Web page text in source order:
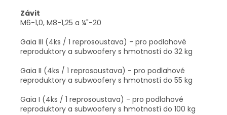
Závit
M6-1,0, M8-1,25 a ¼"-20
Gaia III (4ks / 1 reprosoustava) - pro podlahové
reproduktory a subwoofery s hmotností do 32 kg
Gaia II (4ks / 1 reprosoustava) - pro podlahové
reproduktory a subwoofery s hmotností do 55 kg
Gaia I (4ks / 1 reprosoustava) - pro podlahové
reproduktory a subwoofery s hmotností do 100 kg